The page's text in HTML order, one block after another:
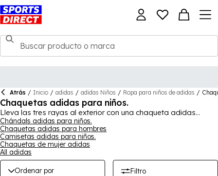
Atrás / Inicio / adidas / adidas Niños / Ropa para niños de adidas /
Chaquetas adidas para niños.
Lleva las tres rayas al exterior con una chaqueta adidas
hecha solo con estilo. Los jóvenes pueden disfrutar de una
prenda icónica de esta colección atemporal. Para ver la
colección completa, compra en
y niños.
Chándals adidas para niños.
Chaquetas adidas para hombres
Camisetas adidas para niños.
Chaquetas de mujer adidas
All adidas
Ordenar por Filtro